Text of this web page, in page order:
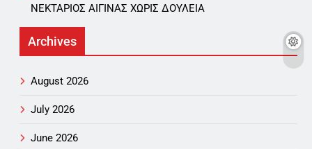
ΝΕΚΤΑΡΙΟΣ ΑΙΓΙΝΑΣ ΧΩΡΙΣ ΔΟΥΛΕΙΑ
Archives
August 2026
July 2026
June 2026